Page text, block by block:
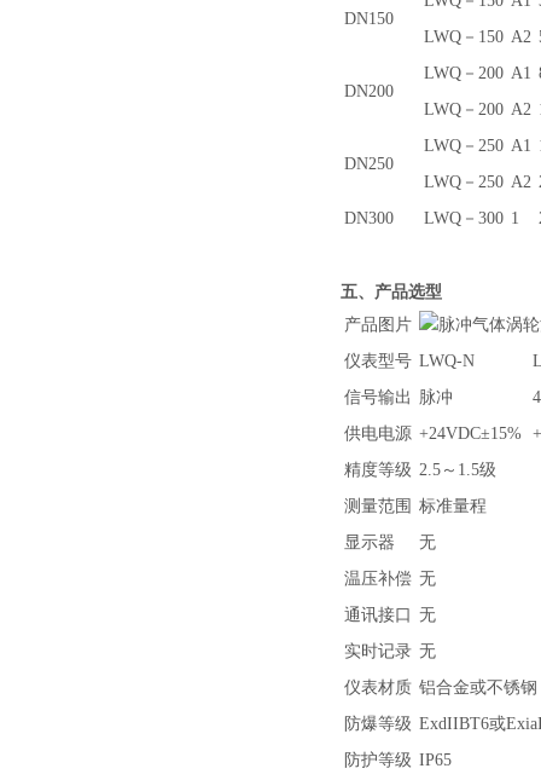
DN150
LWQ－150 A2
DN200
LWQ－200 A1
LWQ－200 A2
DN250
LWQ－250 A1
LWQ－250 A2
DN300
LWQ－300 1
五、产品选型
产品图片
仪表型号 LWQ-N
信号输出 脉冲
供电电源 +24VDC±15%
精度等级 2.5～1.5级
测量范围 标准量程
显示器
无
温压补偿 无
通讯接口 无
实时记录 无
仪表材质 铝合金或不锈钢
防爆等级 ExdIIBT6或
防护等级 IP65